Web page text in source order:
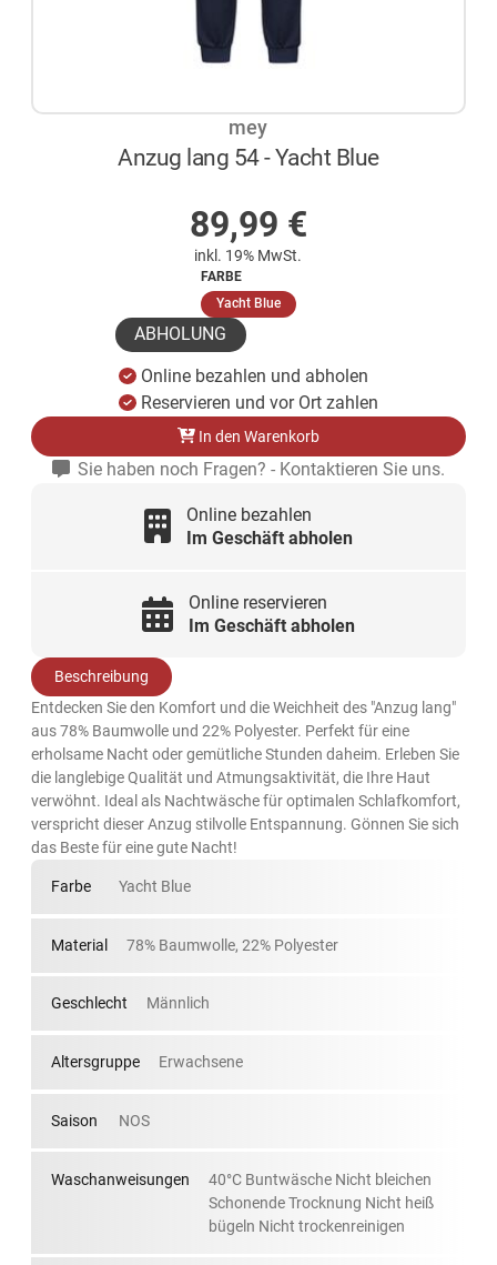
mey
Anzug lang 54 - Yacht Blue
89,99 €
inkl. 19% MwSt.
FARBE
Yacht Blue(ausgewählt)
ABHOLUNG
Online bezahlen und abholen
Reservieren und vor Ort zahlen
In den Warenkorb
Sie haben noch Fragen? - Kontaktieren Sie uns.
Online bezahlen
Im Geschäft abholen
Online reservieren
Im Geschäft abholen
Beschreibung
Entdecken Sie den Komfort und die Weichheit des "Anzug lang"
aus 78% Baumwolle und 22% Polyester. Perfekt für eine
erholsame Nacht oder gemütliche Stunden daheim. Erleben Sie
die langlebige Qualität und Atmungsaktivität, die Ihre Haut
verwöhnt. Ideal als Nachtwäsche für optimalen Schlafkomfort,
verspricht dieser Anzug stilvolle Entspannung. Gönnen Sie sich
das Beste für eine gute Nacht!
Farbe Yacht Blue
Material 78% Baumwolle, 22% Polyester
Geschlecht Männlich
Altersgruppe Erwachsene
Saison NOS
Waschanweisungen
40°C Buntwäsche Nicht bleichen
Schonende Trocknung Nicht heiß
bügeln Nicht trockenreinigen